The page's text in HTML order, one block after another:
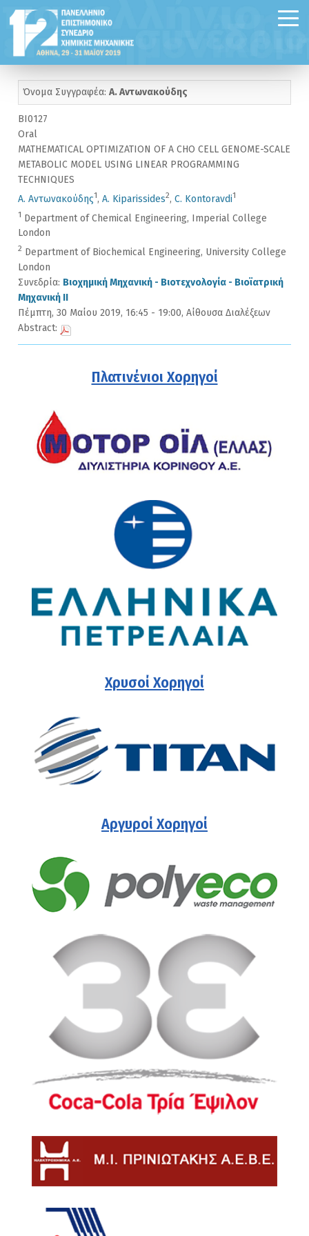
Όνομα Συγγραφέα: Α. Αντωνακούδης
BI0127
Oral
MATHEMATICAL OPTIMIZATION OF A CHO CELL GENOME-SCALE
METABOLIC MODEL USING LINEAR PROGRAMMING
TECHNIQUES
Α. Αντωνακούδης1, A. Kiparissides2, C. Kontoravdi1
1 Department of Chemical Engineering, Imperial College
London
2 Department of Biochemical Engineering, University College
London
Συνεδρία: Βιοχημική Μηχανική - Βιοτεχνολογία - Βιοϊατρική
Μηχανική II
Πέμπτη, 30 Μαίου 2019, 16:45 - 19:00, Αίθουσα Διαλέξεων
Abstract:
Πλατινένιοι Χορηγοί
Χρυσοί Χορηγοί
Αργυροί Χορηγοί